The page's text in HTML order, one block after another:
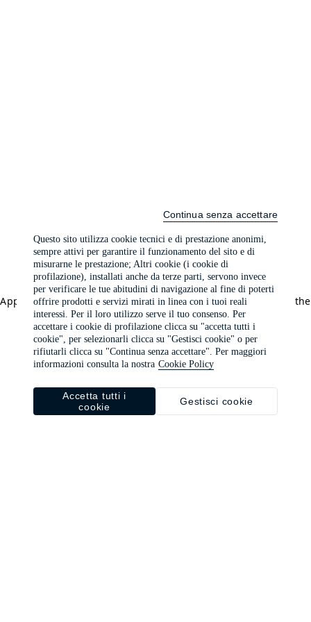
Application error: a client-side exception has occurred (see the
browser console for more information).
Questo sito utilizza cookie tecnici e di prestazione anonimi,
sempre attivi per garantire il funzionamento del sito e di
misurarne le prestazione; Altri cookie (i cookie di
profilazione), installati anche da terze parti, servono invece
per verificare le tue abitudini di navigazione al fine di poterti
offrire prodotti e servizi mirati in linea con i tuoi reali
interessi. Per il loro utilizzo serve il tuo consenso. Per
accettare i cookie di profilazione clicca su "accetta tutti i
cookie", per selezionarli clicca su "Gestisci cookie" o per
rifiutarli clicca su "Continua senza accettare". Per maggiori
informazioni consulta la nostra Cookie Policy
Gestisci cookie
Accetta tutti i
cookie
Continua senza accettare